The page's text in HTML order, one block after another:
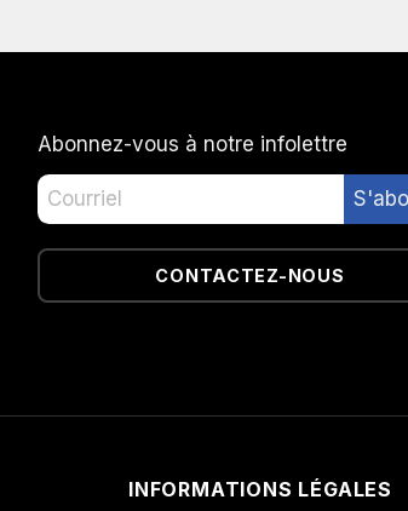
Abonnez-vous à notre infolettre
CONTACTEZ-NOUS
INFORMATIONS LÉGALES